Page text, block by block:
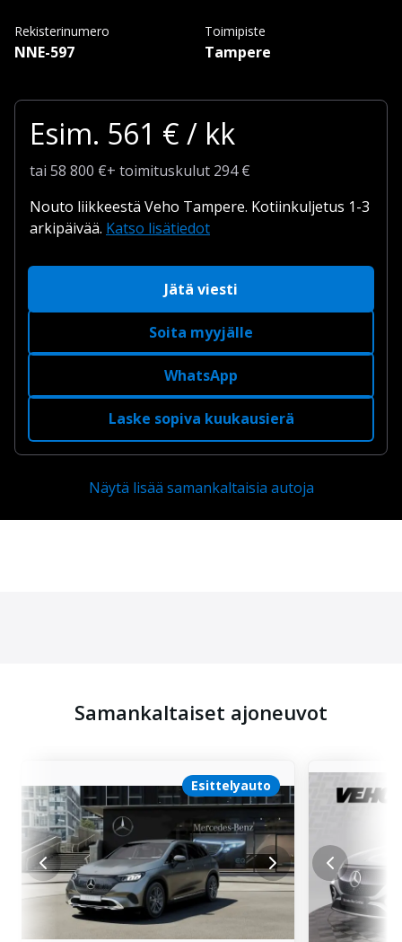
Rekisterinumero
NNE-597
Toimipiste
Tampere
Esim. 561 € / kk
tai 58 800 €+ toimituskulut 294 €
Nouto liikkeestä Veho Tampere. Kotiinkuljetus 1-3
arkipäivää. Katso lisätiedot
Jätä viesti
Soita myyjälle
WhatsApp
Laske sopiva kuukausierä
Näytä lisää samankaltaisia autoja
Samankaltaiset ajoneuvot
Esittelyauto